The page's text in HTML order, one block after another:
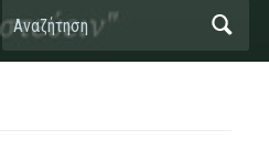
Αναζήτηση